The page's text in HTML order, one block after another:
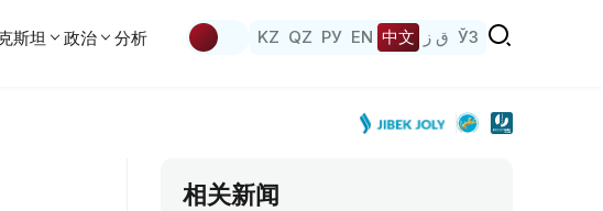
斯坦 政治 分析 KZ QZ РУ EN 中文 ق ز ЎЗ
相关新闻